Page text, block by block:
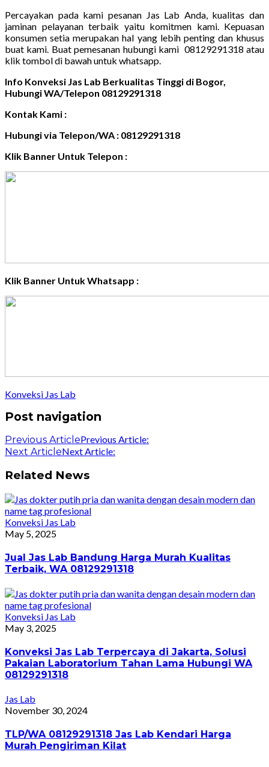
Percayakan pada kami pesanan Jas Lab Anda, kualitas dan
jaminan pelayanan terbaik yaitu komitmen kami. Kepuasan
konsumen setia merupakan hal yang lebih penting dan khusus
buat kami. Buat pemesanan hubungi kami 08129291318 atau
klik tombol di bawah untuk whatsapp.
Info Konveksi Jas Lab Berkualitas Tinggi di Bogor,
Hubungi WA/Telepon 08129291318
Kontak Kami :
Hubungi via Telepon/WA : 08129291318
Klik Banner Untuk Telepon :
Klik Banner Untuk Whatsapp :
Konveksi Jas Lab
Post navigation
Previous ArticlePrevious Article:
Next ArticleNext Article:
Related News
Konveksi Jas Lab
May 5, 2025
Jual Jas Lab Bandung Harga Murah Kualitas
Terbaik, WA 08129291318
Konveksi Jas Lab
May 3, 2025
Konveksi Jas Lab Terpercaya di Jakarta, Solusi
Pakaian Laboratorium Tahan Lama Hubungi WA
08129291318
Jas Lab
November 30, 2024
TLP/WA 08129291318 Jas Lab Kendari Harga
Murah Pengiriman Kilat